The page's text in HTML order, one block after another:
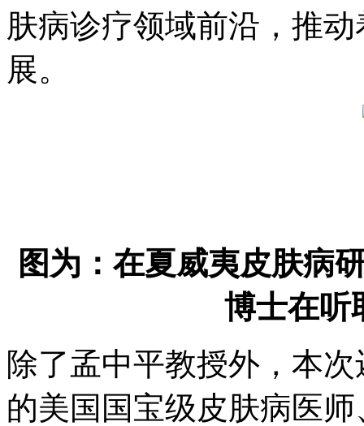
肤病诊疗领域前沿，推
展。
图为：在夏威夷皮肤病
博士在听
除了孟中平教授外，本
的美国国宝级皮肤病医